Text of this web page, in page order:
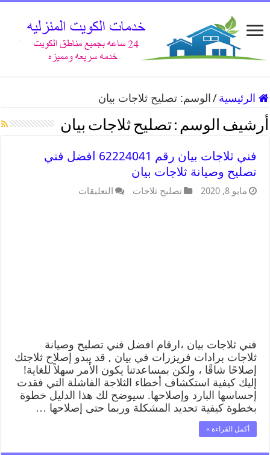
الرئيسية / الوسم:تصليح ثلاجات بيان
أرشيف الوسم :تصليح ثلاجات بيان
فني ثلاجات بيان رقم 62224041 افضل فني
تصليح وصيانة ثلاجات بيان
مايو 8, 2020 تصليح ثلاجات التعليقات
فني ثلاجات بيان ،ارقام افضل فني تصليح وصيانة
ثلاجات برادات فريزرات في بيان , قد يبدو إصلاح ثلاجتك
إصلاحًا شاقًا ، ولكن بمساعدتنا يكون الأمر سهلاً للغاية!
إليك كيفية استكشاف أخطاء الثلاجة الفاشلة التي فقدت
إحساسها البارد وإصلاحها. سيوضح لك هذا الدليل خطوة
بخطوة كيفية تحديد المشكلة وربما حتى إصلاحها …
أكمل القراءة »